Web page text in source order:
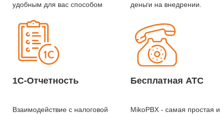
удобным для вас способом
деньги на внедрении.
1С-Отчетность
Взаимодействие с налоговой
Бесплатная АТС
MikoPBX - самая простая и